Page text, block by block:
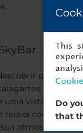
um dos
SkyBar
uma vista única e
relaxa com um
atmosfera
This
Do
that